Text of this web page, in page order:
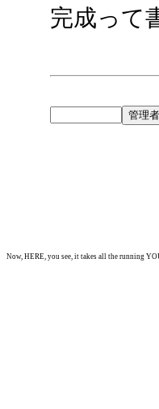
完成って
Now, HERE, you see, it takes all the running